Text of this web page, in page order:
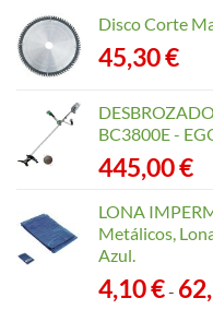
Disco Corte
45,30€
BC3800E -
445,00€
LONA
Metálicos,
Azul.
4,10€-